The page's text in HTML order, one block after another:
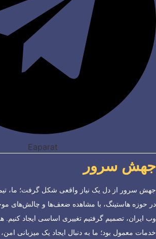
Eaparat
جهش سرور
جهش سرور از دل یک نیاز واقعی شکل گرفت؛ ما،
در حوزه هاستینگ، با مشاهده ضعف‌ها و چالش‌های
وب ایران، تصمیم گرفتیم تغییری اساسی ایجاد کنیم.
خدمات معمول بود؛ ما به دنبال ایجاد یک میزبانی امن،